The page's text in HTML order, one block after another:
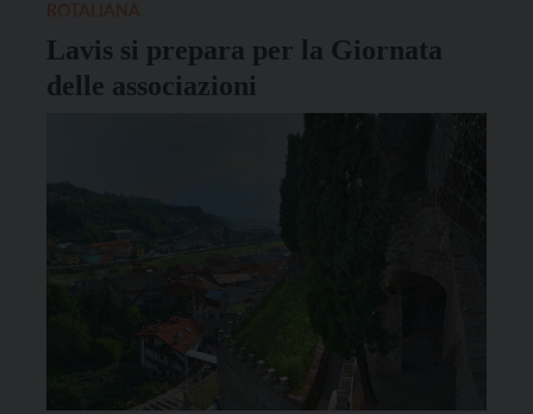
Lavis si prepara per la Giornata
delle associazioni